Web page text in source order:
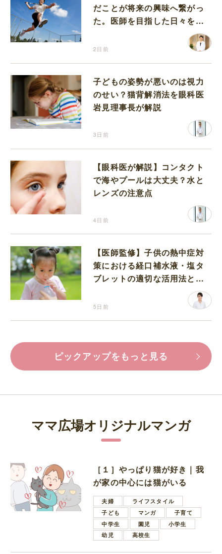
だことが将来の興味へ繋がっ
た。医師を目指した日々を振
2日前
子どもの姿勢が悪いのは視力
のせい？猫背解消法を眼科医
岩見理事長が解説
3日前
【眼科医が解説】コンタクト
で海やプールは大丈夫？水と
レンズの注意点
4日前
【医師監修】子供の熱中症対
策における経口補水液・塩タ
ブレットの適切な活用法と水
5日前
ピックアップをもっと見る
ママ広場オリジナルマンガ
［１］やっぱり猫が好き｜我
が家の中心には猫がいる
夫婦
ライフスタイル
子ども
マンガ
子育て
中学生
園児
小学生
幼児
高校生